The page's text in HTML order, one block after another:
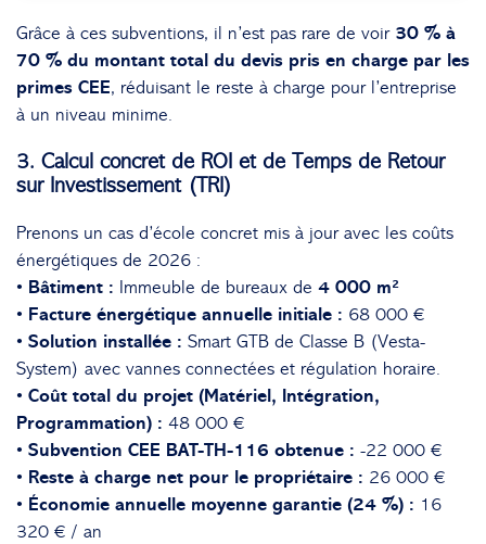
Grâce à ces subventions, il n’est pas rare de voir 30 % à
70 % du montant total du devis pris en charge par les
primes CEE, réduisant le reste à charge pour l’entreprise
à un niveau minime.
3. Calcul concret de ROI et de Temps de Retour
sur Investissement (TRI)
Prenons un cas d’école concret mis à jour avec les coûts
énergétiques de 2026 :
• Bâtiment : Immeuble de bureaux de 4 000 m²
• Facture énergétique annuelle initiale : 68 000 €
• Solution installée : Smart GTB de Classe B (Vesta-
System) avec vannes connectées et régulation horaire.
• Coût total du projet (Matériel, Intégration,
Programmation) : 48 000 €
• Subvention CEE BAT-TH-116 obtenue : -22 000 €
• Reste à charge net pour le propriétaire : 26 000 €
• Économie annuelle moyenne garantie (24 %) : 16
320 € / an